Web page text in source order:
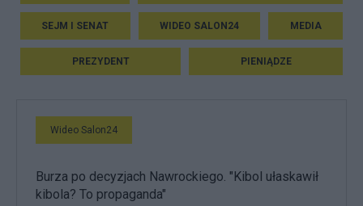
SEJM I SENAT WIDEO SALON24 MEDIA
PREZYDENT PIENIĄDZE
Wideo Salon24
Burza po decyzjach Nawrockiego. "Kibol ułaskawił
kibola? To propaganda"